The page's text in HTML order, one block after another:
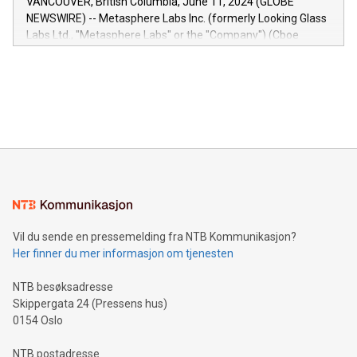
capabilities of the Relay42 Insights module include: Deep
insights into customer behaviors: With the Relay42 Insights
module, marketers can ask unlimited questions about their
NEWSWIRE) -- Metasphere Labs Inc. (formerly Looking Glass
Labs Ltd., "Metasphere Labs" or the "Company") (Cboe
mining.Energy Market Dynamics: Explore how Bitcoin mining
mining.Sound Money: Discover how tamper-proof currency
neutral payment systems support humanitarian
projects.Carbon Footprint: Compare Bitcoin's environmental
event and dive into the critical topics of Bitcoin
Vil du sende en pressemelding fra NTB Kommunikasjon?
Her finner du mer informasjon om tjenesten
NTB besøksadresse
Skippergata 24 (Pressens hus)
0154 Oslo
NTB postadresse